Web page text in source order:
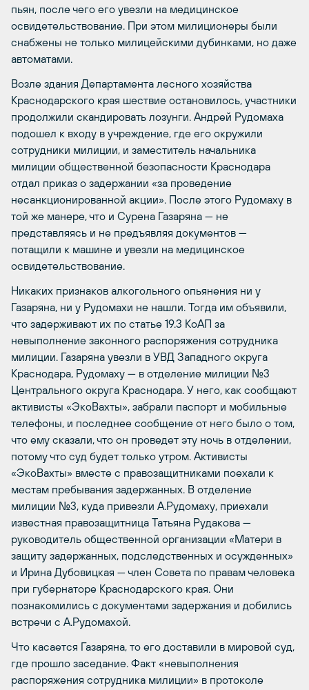
пьян, после чего его увезли на медицинское
освидетельствование. При этом милиционеры были
снабжены не только милицейскими дубинками, но даже
автоматами.
Возле здания Департамента лесного хозяйства
Краснодарского края шествие остановилось, участники
продолжили скандировать лозунги. Андрей Рудомаха
подошел к входу в учреждение, где его окружили
сотрудники милиции, и заместитель начальника
милиции общественной безопасности Краснодара
отдал приказ о задержании «за проведение
несанкционированной акции». После этого Рудомаху в
той же манере, что и Сурена Газаряна — не
представляясь и не предъявляя документов —
потащили к машине и увезли на медицинское
освидетельствование.
Никаких признаков алкогольного опьянения ни у
Газаряна, ни у Рудомахи не нашли. Тогда им объявили,
что задерживают их по статье 19.3 КоАП за
невыполнение законного распоряжения сотрудника
милиции. Газаряна увезли в УВД Западного округа
Краснодара, Рудомаху — в отделение милиции №3
Центрального округа Краснодара. У него, как сообщают
активисты «ЭкоВахты», забрали паспорт и мобильные
телефоны, и последнее сообщение от него было о том,
что ему сказали, что он проведет эту ночь в отделении,
потому что суд будет только утром. Активисты
«ЭкоВахты» вместе с правозащитниками поехали к
местам пребывания задержанных. В отделение
милиции №3, куда привезли А.Рудомаху, приехали
известная правозащитница Татьяна Рудакова —
руководитель общественной организации «Матери в
защиту задержанных, подследственных и осужденных»
и Ирина Дубовицкая — член Совета по правам человека
при губернаторе Краснодарского края. Они
познакомились с документами задержания и добились
встречи с А.Рудомахой.
Что касается Газаряна, то его доставили в мировой суд,
где прошло заседание. Факт «невыполнения
распоряжения сотрудника милиции» в протоколе